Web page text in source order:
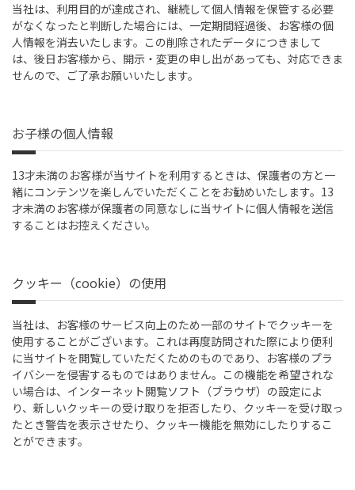
当社は、利用目的が達成され、継続して個人情報を保管する必要
がなくなったと判断した場合には、一定期間経過後、お客様の個
人情報を消去いたします。この削除されたデータにつきまして
は、後日お客様から、開示・変更の申し出があっても、対応できま
せんので、ご了承お願いいたします。
お子様の個人情報
13才未満のお客様が当サイトを利用するときは、保護者の方と一
緒にコンテンツを楽しんでいただくことをお勧めいたします。13
才未満のお客様が保護者の同意なしに当サイトに個人情報を送信
することはお控えください。
クッキー（cookie）の使用
当社は、お客様のサービス向上のため一部のサイトでクッキーを
使用することがございます。これは再度訪問された際により便利
に当サイトを閲覧していただくためのものであり、お客様のプラ
イバシーを侵害するものではありません。この機能を希望されな
い場合は、インターネット閲覧ソフト（ブラウザ）の設定によ
り、新しいクッキーの受け取りを拒否したり、クッキーを受け取っ
たとき警告を表示させたり、クッキー機能を無効にしたりするこ
とができます。